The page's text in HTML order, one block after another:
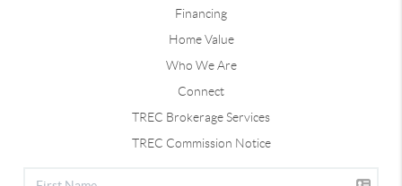
Financing
Home Value
Who We Are
Connect
TREC Brokerage Services
TREC Commission Notice